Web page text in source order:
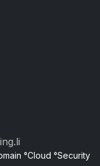
°Cloud °Security